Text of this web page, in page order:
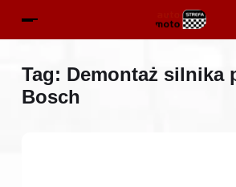
Tag: Demontaż silnika
Bosch